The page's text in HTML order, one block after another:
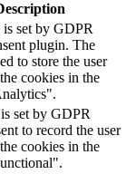
set by GDPR
plugin. The
to store the user
cookies in the
set by GDPR
to record the user
cookies in the